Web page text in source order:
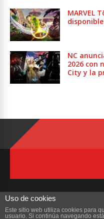
MARVEL
disponible
NC
2026 con
City y la
Uso de cookies
Este sitio web utiliza cookies para
usuario. Si continúa navegando